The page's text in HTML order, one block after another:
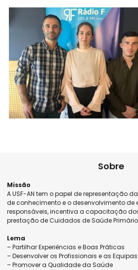
Sobre
Missão
A USF-AN tem o papel de representação
de conhecimento e o desenvolvimento
responsáveis, incentiva a capacitação
prestação de Cuidados de Saúde
Lema
– Partilhar Experiências e Boas Práticas
– Desenvolver os Profissionais e as Equipas
– Promover a Qualidade da Saúde